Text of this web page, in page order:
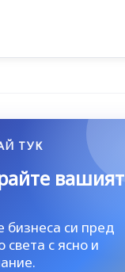
ТУК
вашият
бизнеса си пред
света с ясно и